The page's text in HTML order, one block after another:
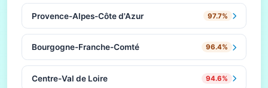
Provence-Alpes-Côte d'Azur 97.7%
Bourgogne-Franche-Comté 96.4%
Centre-Val de Loire 94.6%